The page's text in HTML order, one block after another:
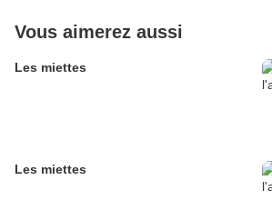
Vous aimerez aussi
Les miettes
Les miettes